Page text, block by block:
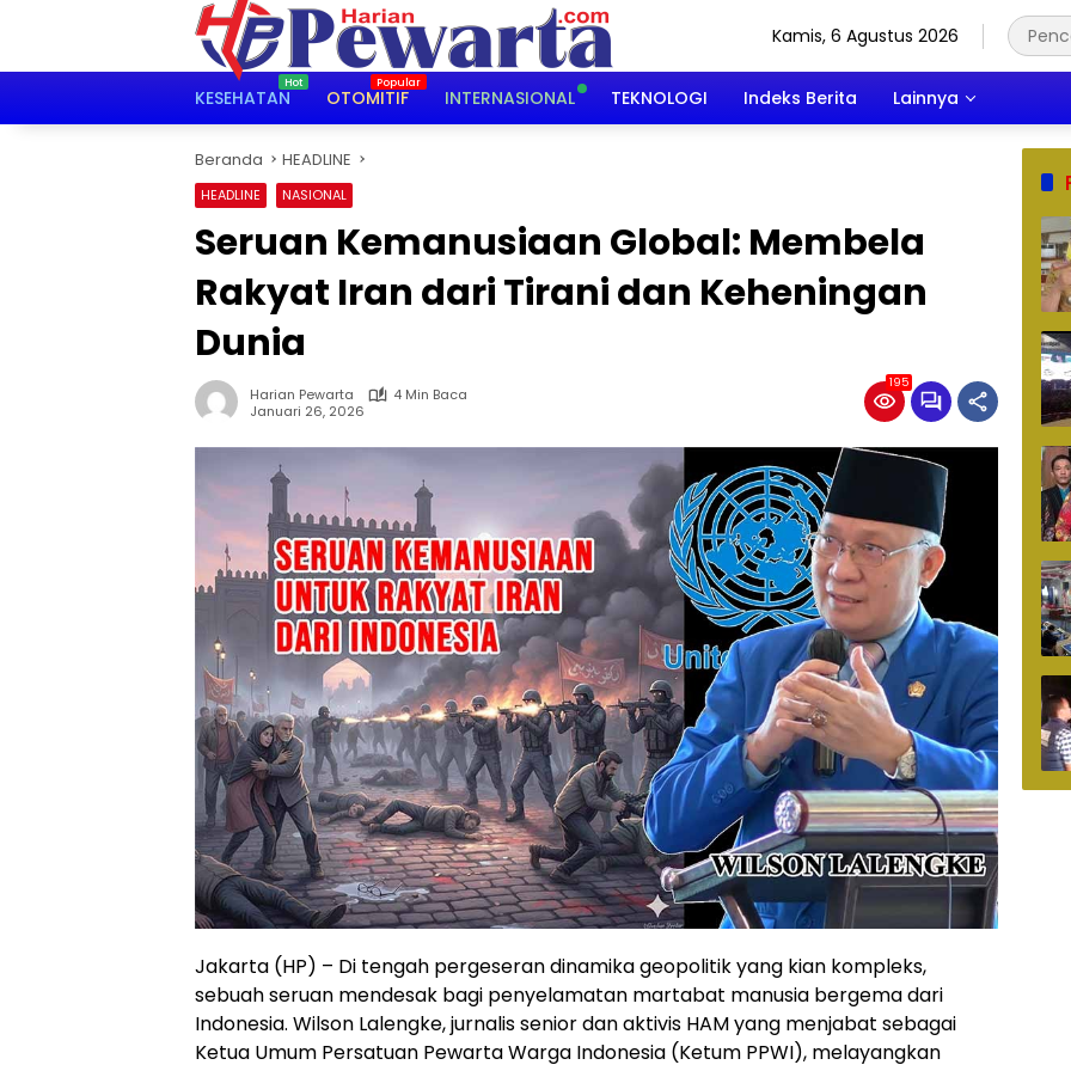
Kamis, 6 Agustus 2026
KESEHATAN OTOMITIF INTERNASIONAL TEKNOLOGI Indeks Berita Lainnya
Beranda HEADLINE
HEADLINE NASIONAL
Seruan Kemanusiaan Global: Membela
Rakyat Iran dari Tirani dan Keheningan
Dunia
Harian Pewarta
4 Min Baca
Januari 26, 2026
195
Jakarta (HP) – Di tengah pergeseran dinamika geopolitik yang kian kompleks,
sebuah seruan mendesak bagi penyelamatan martabat manusia bergema dari
Indonesia. Wilson Lalengke, jurnalis senior dan aktivis HAM yang menjabat sebagai
Ketua Umum Persatuan Pewarta Warga Indonesia (Ketum PPWI), melayangkan